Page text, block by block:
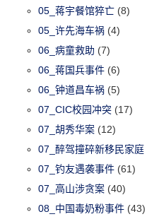
05_蒋宇餐馆猝亡 (8)
05_许先海车祸 (4)
06_病童救助 (7)
06_蒋国兵事件 (6)
06_钟道昌车祸 (5)
07_CIC校园冲突 (17)
07_胡秀华案 (12)
07_醉驾撞碎新移民家庭
07_钓友遇袭事件 (61)
07_高山涉贪案 (40)
08_中国毒奶粉事件 (43)